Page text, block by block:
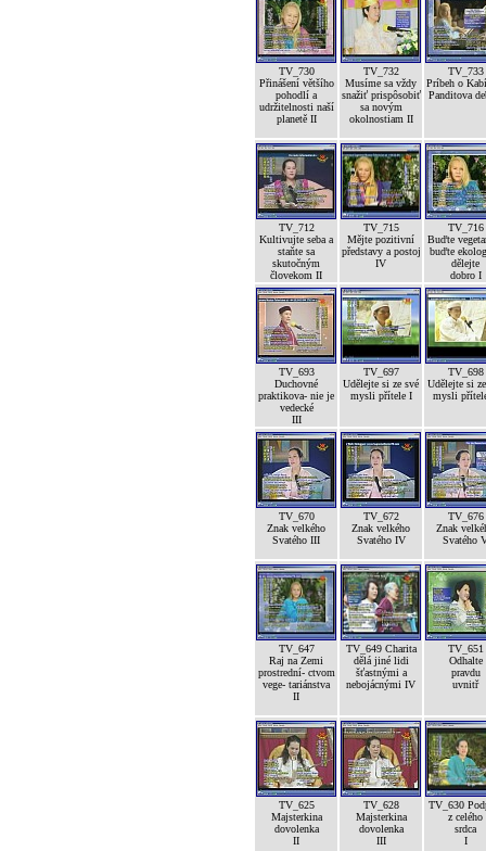
TV_730
Přinášení většího
pohodlí a
udržitelnosti naší
planetě II
TV_732
Musíme sa vždy
snažiť prispôsobiť
sa novým
okolnostiam II
TV_733
Príbeh o
Panditova
TV_712
Kultivujte seba a
staňte sa
skutočným
človekom II
TV_715
Mějte pozitivní
představy a postoj
IV
TV_716
Buďte
buďte
dělejte
dobro I
TV_693
Duchovné
praktikova- nie je
vedecké
III
TV_697
Udělejte si ze své
mysli přítele I
TV_698
Udělejte si
mysli
TV_670
Znak velkého
Svatého III
TV_672
Znak velkého
Svatého IV
TV_676
Znak
Svatého
TV_647
Raj na Zemi
prostrední- ctvom
vege- tariánstva
II
TV_649 Charita
dělá jiné lidi
šťastnými a
nebojácnými IV
TV_651
Odhalte
pravdu
uvnitř
TV_625
Majsterkina
dovolenka
II
TV_628
Majsterkina
dovolenka
III
TV_630
z celého
srdca
I